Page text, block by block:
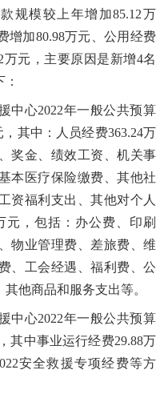
规模较上年增加85.12万
增加80.98万元、公用经费
元，主要原因是新增4名
中心2022年一般公共预算
其中：人员经费363.24万
奖金、绩效工资、机关事
本医疗保险缴费、其他社
资福利支出、其他对个人
元，包括：办公费、印刷
物业管理费、差旅费、维
、工会经遇、福利费、公
他商品和服务支出等。
中心2022年一般公共预算
其中事业运行经费29.88万
安全救援专项经费等方